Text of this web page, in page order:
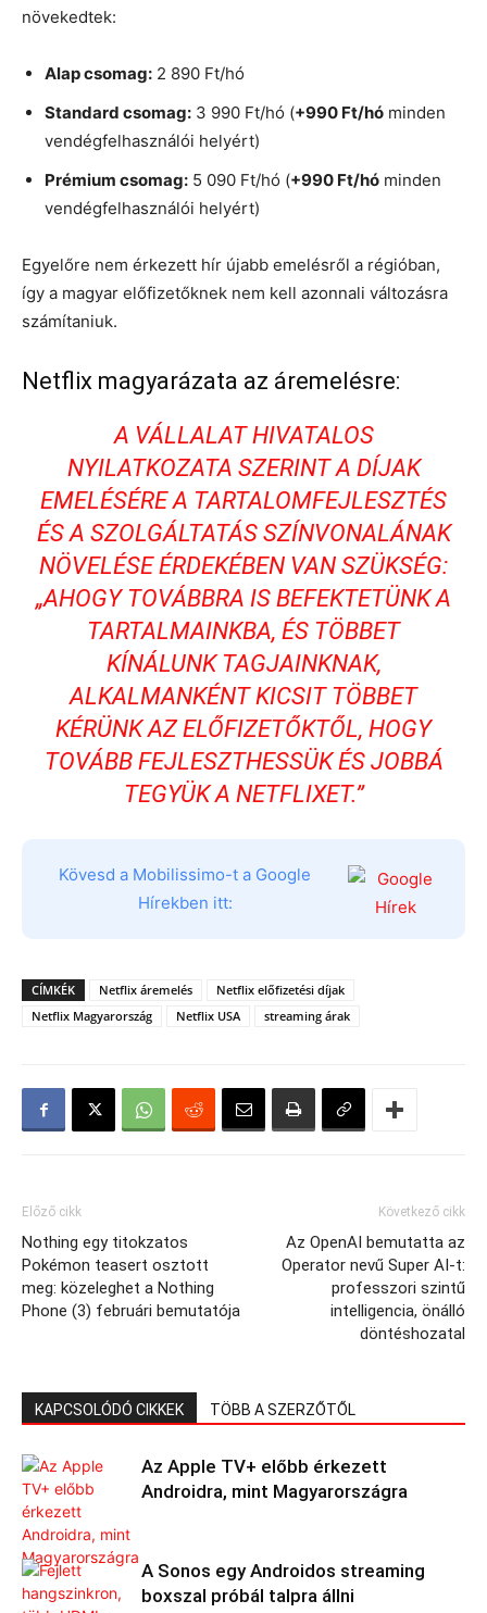
növekedtek:
Alap csomag: 2 890 Ft/hó
Standard csomag: 3 990 Ft/hó (+990 Ft/hó minden
vendégfelhasználói helyért)
Prémium csomag: 5 090 Ft/hó (+990 Ft/hó minden
vendégfelhasználói helyért)
Egyelőre nem érkezett hír újabb emelésről a régióban,
így a magyar előfizetőknek nem kell azonnali változásra
számítaniuk.
Netflix magyarázata az áremelésre:
A VÁLLALAT HIVATALOS
NYILATKOZATA SZERINT A DÍJAK
EMELÉSÉRE A TARTALOMFEJLESZTÉS
ÉS A SZOLGÁLTATÁS SZÍNVONALÁNAK
NÖVELÉSE ÉRDEKÉBEN VAN SZÜKSÉG:
„AHOGY TOVÁBBRA IS BEFEKTETÜNK A
TARTALMAINKBA, ÉS TÖBBET
KÍNÁLUNK TAGJAINKNAK,
ALKALMANKÉNT KICSIT TÖBBET
KÉRÜNK AZ ELŐFIZETŐKTŐL, HOGY
TOVÁBB FEJLESZTHESSÜK ÉS JOBBÁ
TEGYÜK A NETFLIXET.”
Kövesd a Mobilissimo-t a Google
Hírekben itt:
CÍMKÉK Netflix áremelés
Netflix előfizetési díjak
Netflix Magyarország
Netflix USA streaming árak
Előző cikk
Nothing egy titokzatos
Pokémon teasert osztott
meg: közeleghet a Nothing
Phone (3) februári bemutatója
Következő cikk
Az OpenAI bemutatta az
Operator nevű Super AI-t:
professzori szintű
intelligencia, önálló
döntéshozatal
KAPCSOLÓDÓ CIKKEK TÖBB A SZERZŐTŐL
Az Apple TV+ előbb érkezett
Androidra, mint Magyarországra
A Sonos egy Androidos streaming
boxszal próbál talpra állni